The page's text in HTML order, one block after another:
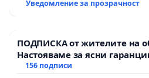
Уведомление за прозрачност
ПОДПИСКА от жителите на
Настояваме за ясни
АД и от държавата, че ще се
156 подписи